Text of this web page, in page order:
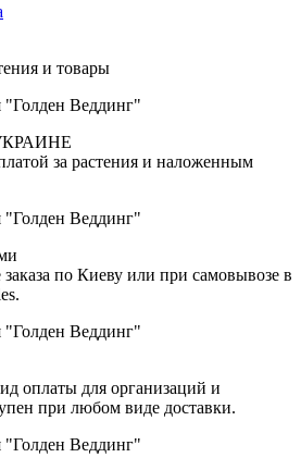
и товары
за растения и наложенным
по Киеву или при самовывозе в
оплаты для организаций и
при любом виде доставки.